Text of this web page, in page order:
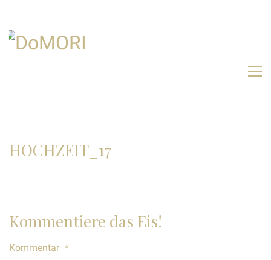
HOCHZEIT_17
Kommentiere das Eis!
Kommentar *